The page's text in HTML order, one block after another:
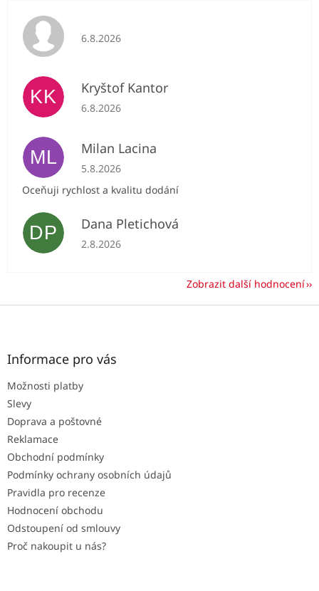
Hodnocení obchodu je 5 z 5 hvězdiček.
6.8.2026
KK Kryštof Kantor
Hodnocení obchodu je 5 z 5 hvězdiček.
6.8.2026
ML Milan Lacina
Hodnocení obchodu je 5 z 5 hvězdiček.
5.8.2026
Oceňuji rychlost a kvalitu dodání
DP Dana Pletichová
Hodnocení obchodu je 5 z 5 hvězdiček.
2.8.2026
Zobrazit další hodnocení
Z
Informace pro vás
Možnosti platby
Slevy
Doprava a poštovné
Reklamace
Obchodní podmínky
Podmínky ochrany osobních údajů
Pravidla pro recenze
Hodnocení obchodu
Odstoupení od smlouvy
Proč nakoupit u nás?